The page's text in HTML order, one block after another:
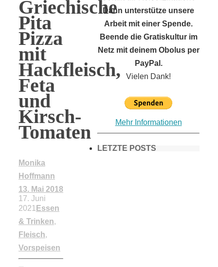
Griechische
Pita
Pizza
mit
Hackfleisch,
Feta
und
Kirsch-
Tomaten
Monika
Hoffmann
13. Mai 2018
17. Juni
2021 Essen
& Trinken,
Fleisch,
Vorspeisen
Dann unterstütze unsere
Arbeit mit einer Spende.
Beende die Gratiskultur im
Netz mit deinem Obolus per
PayPal.
Vielen Dank!
Mehr Informationen
LETZTE POSTS